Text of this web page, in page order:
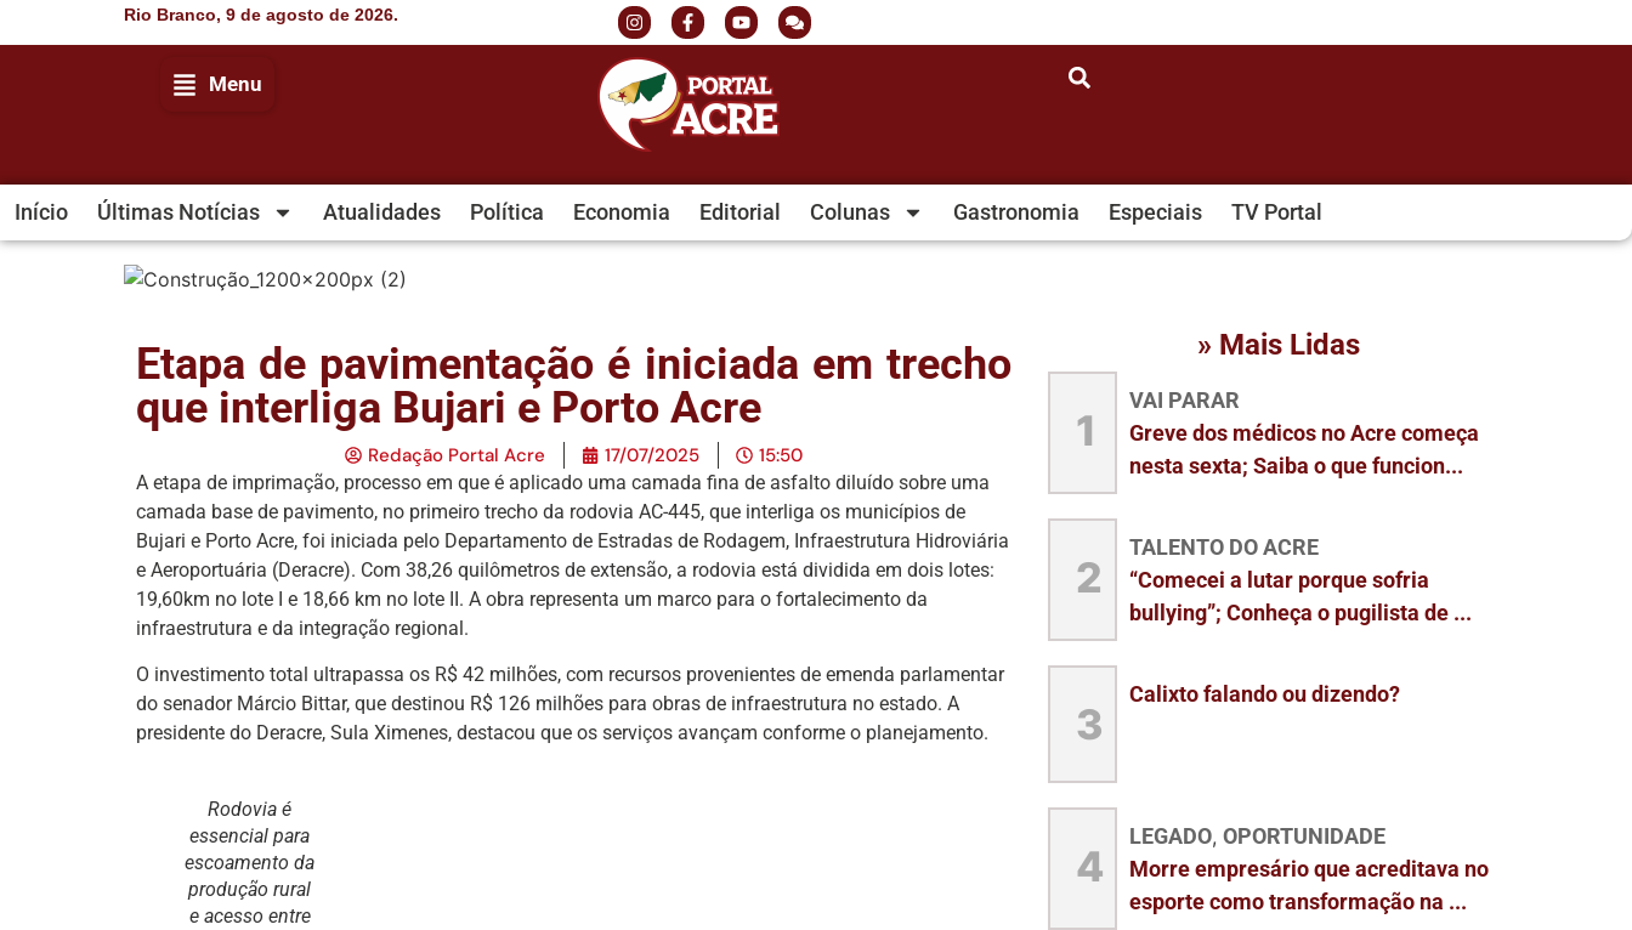
Rio Branco, 9 de agosto de 2026.
Menu
Início Últimas Notícias Atualidades Política Economia Editorial Colunas Gastronomia Especiais TV Portal
Etapa de pavimentação é iniciada em trecho
que interliga Bujari e Porto Acre
Redação Portal Acre 17/07/2025 15:50
A etapa de imprimação, processo em que é aplicado uma camada fina de asfalto diluído sobre uma
camada base de pavimento, no primeiro trecho da rodovia AC-445, que interliga os municípios de
Bujari e Porto Acre, foi iniciada pelo Departamento de Estradas de Rodagem, Infraestrutura Hidroviária
e Aeroportuária (Deracre). Com 38,26 quilômetros de extensão, a rodovia está dividida em dois lotes:
19,60km no lote I e 18,66 km no lote II. A obra representa um marco para o fortalecimento da
infraestrutura e da integração regional.
O investimento total ultrapassa os R$ 42 milhões, com recursos provenientes de emenda parlamentar
do senador Márcio Bittar, que destinou R$ 126 milhões para obras de infraestrutura no estado. A
presidente do Deracre, Sula Ximenes, destacou que os serviços avançam conforme o planejamento.
Rodovia é
essencial para
escoamento da
produção rural
e acesso entre
» Mais Lidas
1
VAI PARAR
Greve dos médicos no Acre começa
nesta sexta; Saiba o que funcion...
2
TALENTO DO ACRE
“Comecei a lutar porque sofria
bullying”; Conheça o pugilista de ...
3
Calixto falando ou dizendo?
4
LEGADO, OPORTUNIDADE
Morre empresário que acreditava no
esporte como transformação na ...